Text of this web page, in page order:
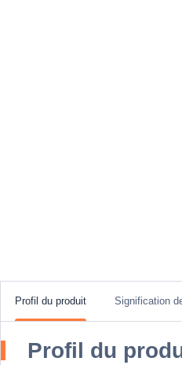
Profil du produit Signification
Profil du